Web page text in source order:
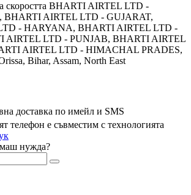
скоростта BHARTI AIRTEL LTD -
AIRTEL LTD - GUJARAT,
- HARYANA, BHARTI AIRTEL LTD -
AIRTEL LTD - PUNJAB, BHARTI AIRTEL
AIRTEL LTD - HIMACHAL PRADES,
Bihar, Assam, North East
доставка по имейл и SMS
телефон е съвместим с технологията
нужда?